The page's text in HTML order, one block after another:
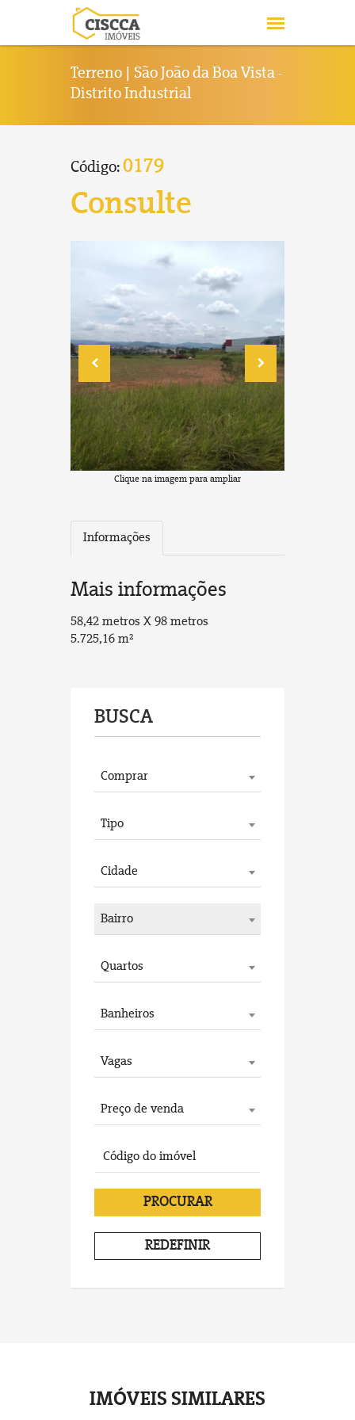
Terreno | São João da Boa Vista -
Distrito Industrial
Código: 0179
Consulte
Clique na imagem para ampliar
Informações
Mais informações
58,42 metros X 98 metros
5.725,16 m²
BUSCA
Comprar
Tipo
Cidade
Bairro
Quartos
Banheiros
Vagas
Preço de venda
PROCURAR
REDEFINIR
IMÓVEIS SIMILARES